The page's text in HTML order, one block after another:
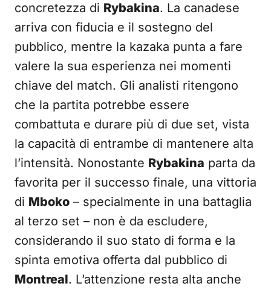
concretezza di Rybakina. La canadese
arriva con fiducia e il sostegno del
pubblico, mentre la kazaka punta a fare
valere la sua esperienza nei momenti
chiave del match. Gli analisti ritengono
che la partita potrebbe essere
combattuta e durare più di due set, vista
la capacità di entrambe di mantenere alta
l’intensità. Nonostante Rybakina parta da
favorita per il successo finale, una vittoria
di Mboko – specialmente in una battaglia
al terzo set – non è da escludere,
considerando il suo stato di forma e la
spinta emotiva offerta dal pubblico di
Montreal. L’attenzione resta alta anche